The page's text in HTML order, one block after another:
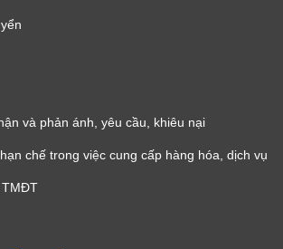
và phản ánh, yêu cầu, khiêu nại
chế trong việc cung cấp hàng hóa, dịch vụ
TMĐT